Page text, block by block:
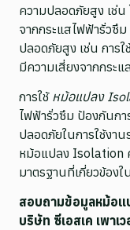
ความปลอดภัยสูง เช่
จากกระแสไฟฟ้ารั่วซึ
ปลอดภัยสูง เช่น การ
มีความเสี่ยงจากกระ
การใช้ หม้อแปลง
ไฟฟ้ารั่วซึม ป้องกันกา
ปลอดภัยในการใช้งาน
หม้อแปลง Isolation
มาตรฐานที่เกี่ยวข้อง
สอบถามข้อมูลหม้อแ
บริษัท ซีเอสเค เพา